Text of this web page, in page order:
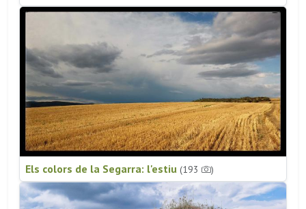
Els colors de la Segarra: l'estiu (193 )